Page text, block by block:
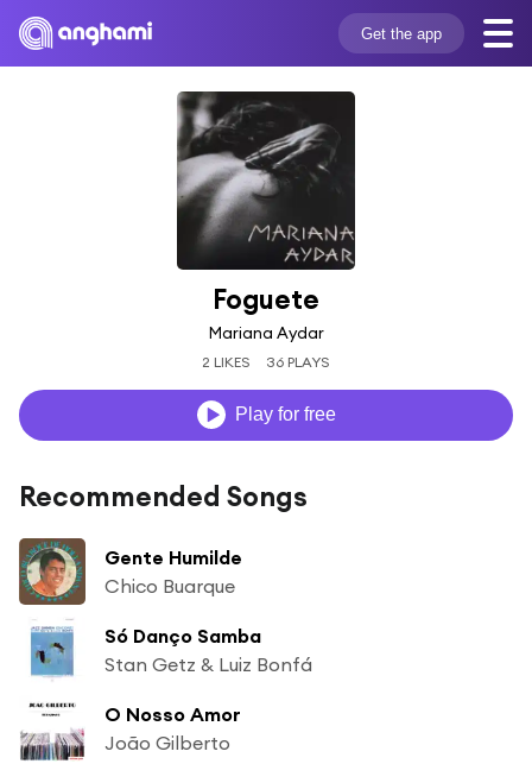
Get the app
Foguete
Mariana Aydar
2 LIKES 36 PLAYS
Play for free
Recommended Songs
Gente Humilde
Chico Buarque
Só Danço Samba
Stan Getz & Luiz Bonfá
O Nosso Amor
João Gilberto